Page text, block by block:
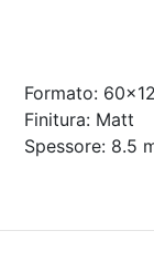
Formato:
Finitura: Matt
Spessore: 8.5